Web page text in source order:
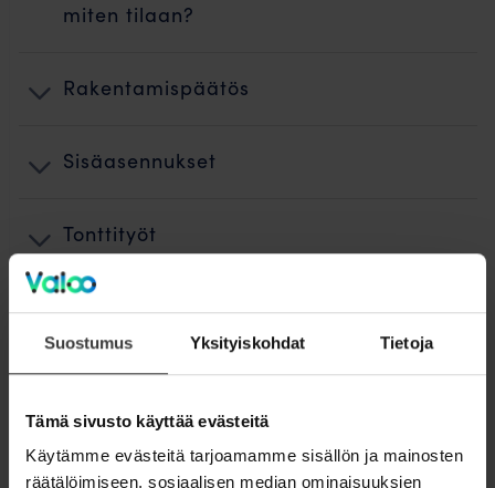
Suostumus Yksityiskohdat Tietoja
Tämä sivusto käyttää evästeitä
Käytämme evästeitä tarjoamamme sisällön ja mainosten
räätälöimiseen, sosiaalisen median ominaisuuksien
miten tilaan?
Rakentamispäätös
Sisäasennukset
Tonttityöt
Maanrakentaminen
Kuidun puhallus ja teletyöt
Käyttöönotto